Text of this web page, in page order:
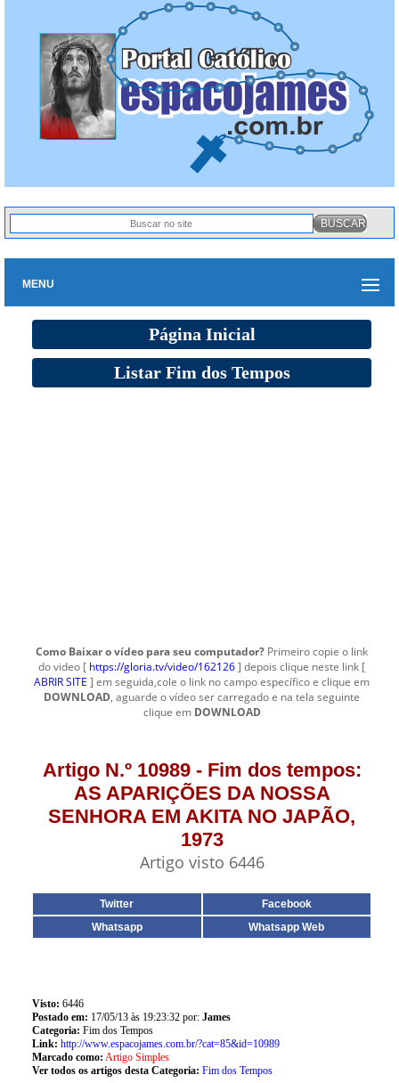
MENU
Página Inicial
Listar Fim dos Tempos
Como Baixar o vídeo para seu computador? Primeiro copie o link
do video [ https://gloria.tv/video/162126] depois clique neste link [
ABRIR SITE ] em seguida,cole o link no campo específico e clique em
DOWNLOAD, aguarde o vídeo ser carregado e na tela seguinte
clique em DOWNLOAD
Artigo N.º 10989 - Fim dos tempos:
AS APARIÇÕES DA NOSSA
SENHORA EM AKITA NO JAPÃO,
1973
Artigo visto 6446
Twitter
Facebook
Whatsapp
Whatsapp Web
Visto: 6446
Postado em: 17/05/13 às 19:23:32 por: James
Categoria: Fim dos Tempos
Link: http://www.espacojames.com.br/?cat=85&id=10989
Marcado como: Artigo Simples
Ver todos os artigos desta Categoria: Fim dos Tempos